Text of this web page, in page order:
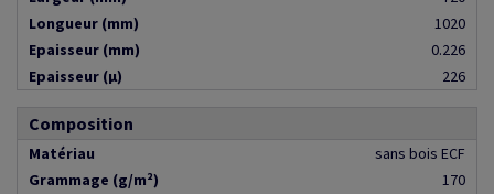
Longueur (mm)
1020
Epaisseur (mm)
0.226
Epaisseur (µ)
226
Composition
Matériau
sans bois ECF
Grammage (g/m²)
170